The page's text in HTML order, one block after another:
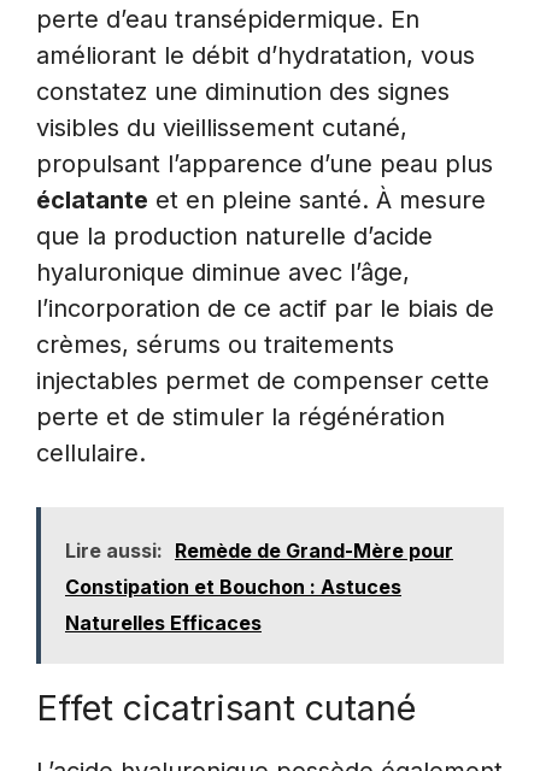
perte d’eau transépidermique. En
améliorant le débit d’hydratation, vous
constatez une diminution des signes
visibles du vieillissement cutané,
propulsant l’apparence d’une peau plus
éclatante et en pleine santé. À mesure
que la production naturelle d’acide
hyaluronique diminue avec l’âge,
l’incorporation de ce actif par le biais de
crèmes, sérums ou traitements
injectables permet de compenser cette
perte et de stimuler la régénération
cellulaire.
Lire aussi: Remède de Grand-Mère pour
Constipation et Bouchon : Astuces
Naturelles Efficaces
Effet cicatrisant cutané